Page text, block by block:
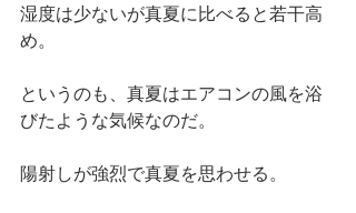
湿度は少ないが真夏に比べると若干高
め。
というのも、真夏はエアコンの風を浴
びたような気候なのだ。
陽射しが強烈で真夏を思わせる。